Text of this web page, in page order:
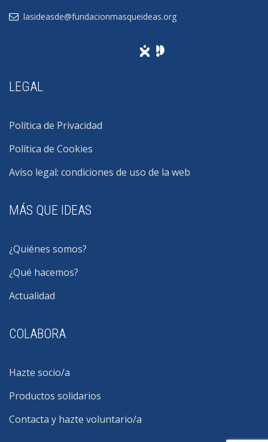
lasideasde@fundacionmasqueideas.org
LEGAL
Política de Privacidad
Política de Cookies
Aviso legal: condiciones de uso de la web
MÁS QUE IDEAS
¿Quiénes somos?
¿Qué hacemos?
Actualidad
COLABORA
Hazte socio/a
Productos solidarios
Contacta y hazte voluntario/a